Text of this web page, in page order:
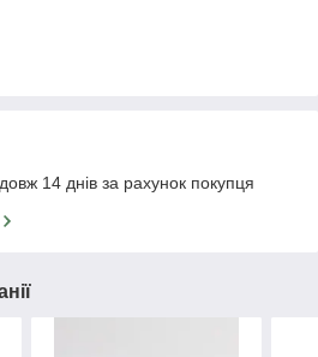
14 днів за рахунок покупця